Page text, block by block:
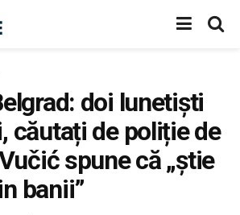
doi lunetiști
căutați de poliție de
spune că „știe
banii”